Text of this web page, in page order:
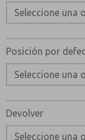
Posición por
Devolver